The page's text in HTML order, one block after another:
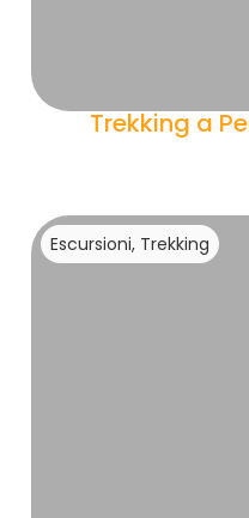
Trekking a
Escursioni, Trekking